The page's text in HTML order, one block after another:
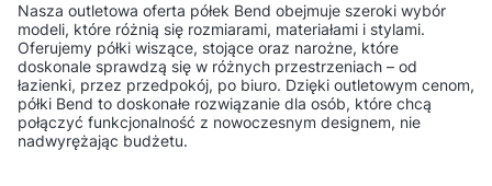
Nasza outletowa oferta półek Bend obejmuje szeroki wybór
modeli, które różnią się rozmiarami, materiałami i stylami.
Oferujemy półki wiszące, stojące oraz narożne, które
doskonale sprawdzą się w różnych przestrzeniach – od
łazienki, przez przedpokój, po biuro. Dzięki outletowym cenom,
półki Bend to doskonałe rozwiązanie dla osób, które chcą
połączyć funkcjonalność z nowoczesnym designem, nie
nadwyrężając budżetu.